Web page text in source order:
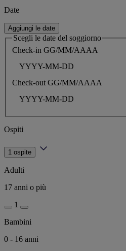
Date
Aggiungi le date
Scegli le date del soggiorno
Check-in GG/MM/AAAA
Check-out GG/MM/AAAA
Ospiti
1 ospite
Adulti
17 anni o più
1
Bambini
0 - 16 anni